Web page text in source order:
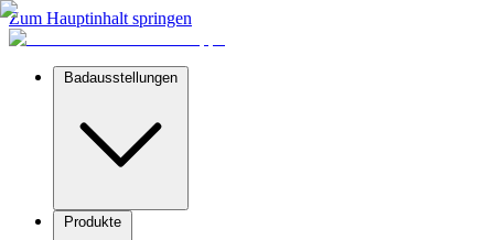
Zum Hauptinhalt springen
Badausstellungen
Produkte